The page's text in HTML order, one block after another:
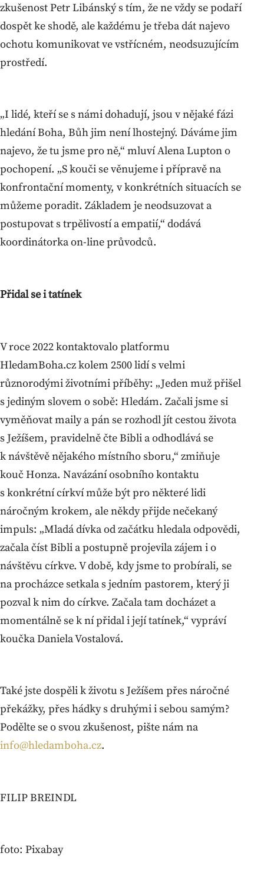
zkušenost Petr Libánský s tím, že ne vždy se podaří
dospět ke shodě, ale každému je třeba dát najevo
ochotu komunikovat ve vstřícném, neodsuzujícím
prostředí.
„I lidé, kteří se s námi dohadují, jsou v nějaké fázi
hledání Boha, Bůh jim není lhostejný. Dáváme jim
najevo, že tu jsme pro ně,“ mluví Alena Lupton o
pochopení. „S kouči se věnujeme i přípravě na
konfrontační momenty, v konkrétních situacích se
můžeme poradit. Základem je neodsuzovat a
postupovat s trpělivostí a empatií,“ dodává
koordinátorka on-line průvodců.
Přidal se i tatínek
V roce 2022 kontaktovalo platformu
HledamBoha.cz kolem 2500 lidí s velmi
různorodými životními příběhy: „Jeden muž přišel
s jediným slovem o sobě: Hledám. Začali jsme si
vyměňovat maily a pán se rozhodl jít cestou života
s Ježíšem, pravidelně čte Bibli a odhodlává se
k návštěvě nějakého místního sboru,“ zmiňuje
kouč Honza. Navázání osobního kontaktu
s konkrétní církví může být pro některé lidi
náročným krokem, ale někdy přijde nečekaný
impuls: „Mladá dívka od začátku hledala odpovědi,
začala číst Bibli a postupně projevila zájem i o
návštěvu církve. V době, kdy jsme to probírali, se
na procházce setkala s jedním pastorem, který ji
pozval k nim do církve. Začala tam docházet a
momentálně se k ní přidal i její tatínek,“ vypráví
koučka Daniela Vostalová.
Také jste dospěli k životu s Ježíšem přes náročné
překážky, přes hádky s druhými i sebou samým?
Podělte se o svou zkušenost, pište nám na
info@hledamboha.cz.
FILIP BREINDL
foto: Pixabay